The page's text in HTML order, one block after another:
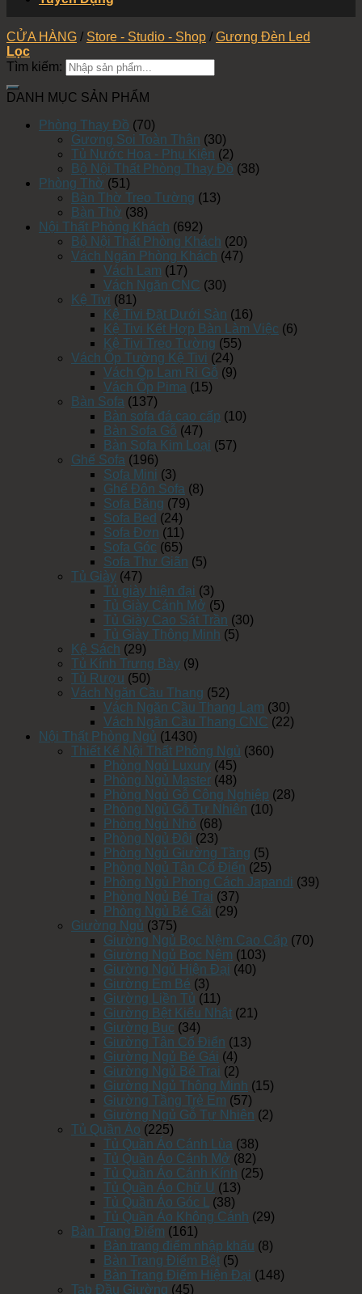
CỬA HÀNG / Store - Studio - Shop / Gương Đèn Led
Lọc
Tìm kiếm:
DANH MỤC SẢN PHẨM
Phòng Thay Đồ (70)
Gương Soi Toàn Thân (30)
Tủ Nước Hoa - Phụ Kiện (2)
Bộ Nội Thất Phòng Thay Đồ (38)
Phòng Thờ (51)
Bàn Thờ Treo Tường (13)
Bàn Thờ (38)
Nội Thất Phòng Khách (692)
Bộ Nội Thất Phòng Khách (20)
Vách Ngăn Phòng Khách (47)
Vách Lam (17)
Vách Ngăn CNC (30)
Kệ Tivi (81)
Kệ Tivi Đặt Dưới Sàn (16)
Kệ Tivi Kết Hợp Bàn Làm Việc (6)
Kệ Tivi Treo Tường (55)
Vách Ốp Tường Kệ Tivi (24)
Vách Ốp Lam Ri Gỗ (9)
Vách Ốp Pima (15)
Bàn Sofa (137)
Bàn sofa đá cao cấp (10)
Bàn Sofa Gỗ (47)
Bàn Sofa Kim Loại (57)
Ghế Sofa (196)
Sofa Mini (3)
Ghế Đôn Sofa (8)
Sofa Băng (79)
Sofa Bed (24)
Sofa Đơn (11)
Sofa Góc (65)
Sofa Thư Giãn (5)
Tủ Giày (47)
Tủ giày hiện đại (3)
Tủ Giày Cánh Mở (5)
Tủ Giày Cao Sát Trần (30)
Tủ Giày Thông Minh (5)
Kệ Sách (29)
Tủ Kính Trưng Bày (9)
Tủ Rượu (50)
Vách Ngăn Cầu Thang (52)
Vách Ngăn Cầu Thang Lam (30)
Vách Ngăn Cầu Thang CNC (22)
Nội Thất Phòng Ngủ (1430)
Thiết Kế Nội Thất Phòng Ngủ (360)
Phòng Ngủ Luxury (45)
Phòng Ngủ Master (48)
Phòng Ngủ Gỗ Công Nghiệp (28)
Phòng Ngủ Gỗ Tự Nhiên (10)
Phòng Ngủ Nhỏ (68)
Phòng Ngủ Đôi (23)
Phòng Ngủ Giường Tầng (5)
Phòng Ngủ Tân Cổ Điển (25)
Phòng Ngủ Phong Cách Japandi (39)
Phòng Ngủ Bé Trai (37)
Phòng Ngủ Bé Gái (29)
Giường Ngủ (375)
Giường Ngủ Bọc Nệm Cao Cấp (70)
Giường Ngủ Bọc Nệm (103)
Giường Ngủ Hiện Đại (40)
Giường Em Bé (3)
Giường Liền Tủ (11)
Giường Bệt Kiểu Nhật (21)
Giường Bục (34)
Giường Tân Cổ Điển (13)
Giường Ngủ Bé Gái (4)
Giường Ngủ Bé Trai (2)
Giường Ngủ Thông Minh (15)
Giường Tầng Trẻ Em (57)
Giường Ngủ Gỗ Tự Nhiên (2)
Tủ Quần Áo (225)
Tủ Quần Áo Cánh Lùa (38)
Tủ Quần Áo Cánh Mở (82)
Tủ Quần Áo Cánh Kính (25)
Tủ Quần Áo Chữ U (13)
Tủ Quần Áo Góc L
(38)
Tủ Quần Áo Không Cánh (29)
Bàn Trang Điểm (161)
Bàn trang điểm nhập khẩu (8)
Bàn Trang Điểm Bệt (5)
Bàn Trang Điểm Hiện Đại (148)
Tab Đầu Giường (45)